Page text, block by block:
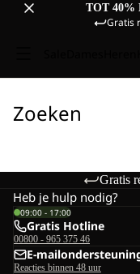
TOT 40%
Gratis
Zoeken
Gratis
Heb je hulp nodig?
09:00 - 17:00
Gratis Hotline
00800 - 965 375 46
E-
Reacties binnen 48 uur